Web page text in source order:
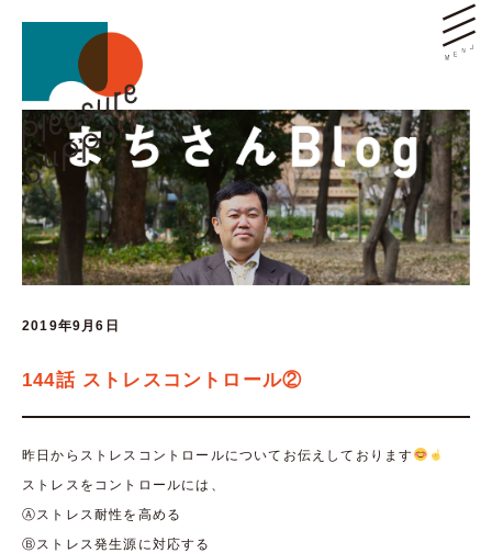
2019年9月6日
144話 ストレスコントロール②
昨日からストレスコントロールについてお伝えしております
ストレスをコントロールには、
Ⓐストレス耐性を高める
Ⓑストレス発生源に対応する